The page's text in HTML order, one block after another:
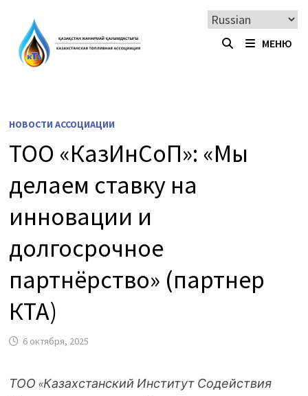
содержимому
МЕНЮ
НОВОСТИ АССОЦИАЦИИ
ТОО «КазИнСоП»: «Мы
делаем ставку на
инновации и
долгосрочное
партнёрство» (партнер
КТА)
6 октября, 2025
ТОО «Казахстанский Институт Содействия